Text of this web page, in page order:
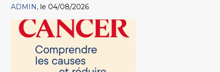
ADMIN le 04/08/2026